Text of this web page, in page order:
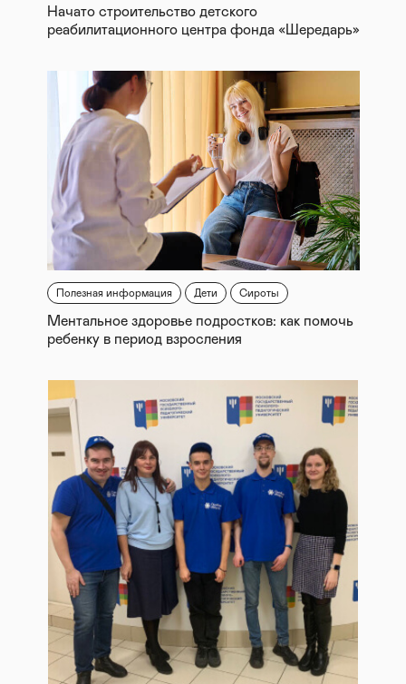
Начато строительство детского
реабилитационного центра фонда «Шередарь»
Полезная информация Дети Сироты
Ментальное здоровье подростков: как помочь
ребенку в период взросления